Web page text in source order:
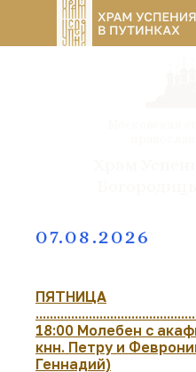
07.08.2026
ПЯТНИЦА
18:00 Молебен с
кнн. Петру и
Геннадий)